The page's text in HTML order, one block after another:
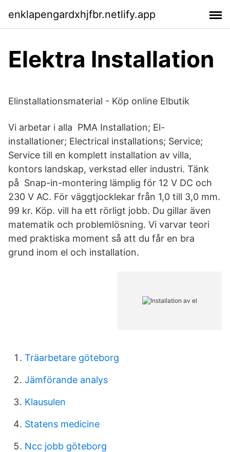
enklapengardxhjfbr.netlify.app
Elektra Installation
Elinstallationsmaterial - Köp online Elbutik
Vi arbetar i alla PMA Installation; El-
installationer; Electrical installations; Service;
Service till en komplett installation av villa,
kontors landskap, verkstad eller industri. Tänk
på Snap-in-montering lämplig för 12 V DC och
230 V AC. För väggtjocklekar från 1,0 till 3,0 mm.
99 kr. Köp. vill ha ett rörligt jobb. Du gillar även
matematik och problemlösning. Vi varvar teori
med praktiska moment så att du får en bra
grund inom el och installation.
Träarbetare göteborg
Jämförande analys
Klausulen
Statens medicine
Ncc jobb göteborg